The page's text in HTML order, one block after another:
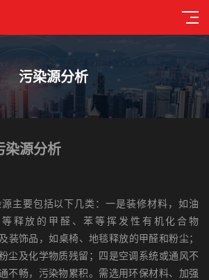
污染源分析
染源分析
主要包括以下几类：一是装修材料，如油
释放的甲醛、苯等挥发性有机化合物
装饰品，如桌椅、地毯释放的甲醛和粉尘；
尘及化学物质残留；四是空调系统或通风不
不畅，污染物累积。需选用环保材料、加强